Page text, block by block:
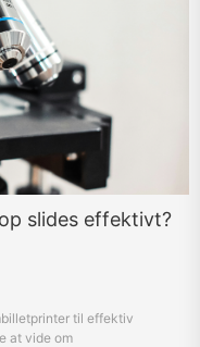
slides effektivt?
til effektiv
at vide om